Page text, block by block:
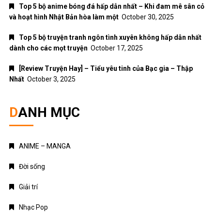
Top 5 bộ anime bóng đá hấp dẫn nhất – Khi đam mê sân cỏ
và hoạt hình Nhật Bản hòa làm một October 30, 2025
Top 5 bộ truyện tranh ngôn tình xuyên không hấp dẫn nhất
dành cho các mọt truyện October 17, 2025
[Review Truyện Hay] – Tiểu yêu tinh của Bạc gia – Thập
Nhất October 3, 2025
DANH MỤC
ANIME – MANGA
Đời sống
Giải trí
Nhạc Pop